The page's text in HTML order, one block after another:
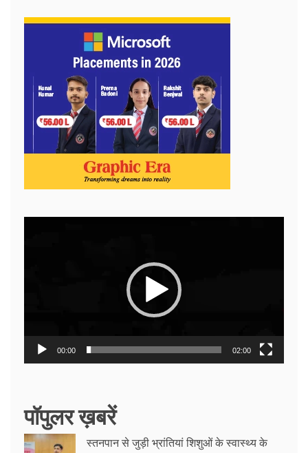
00:00 02:00
पॉपुलर ख़बरें
स्तनपान से जुड़ी भ्रांतियां शिशुओं के स्वास्थ्य के